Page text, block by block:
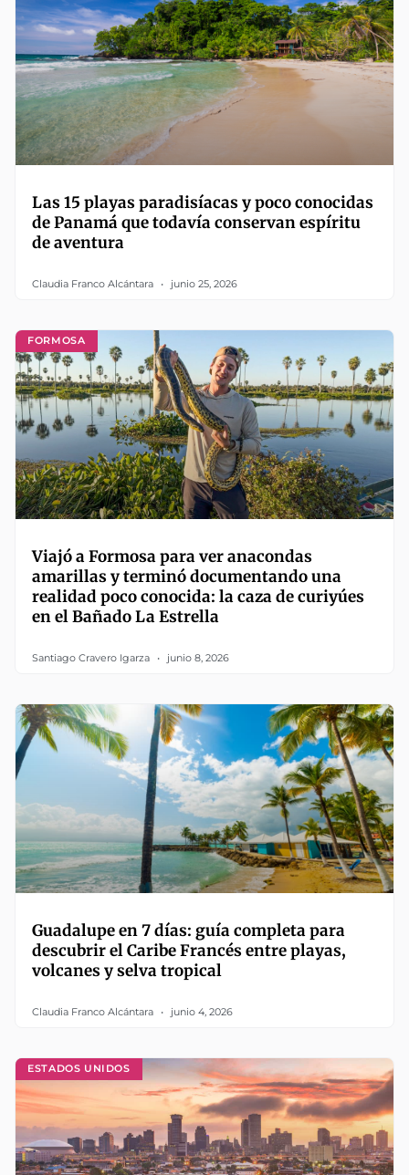
Las 15 playas paradisíacas y poco conocidas
de Panamá que todavía conservan espíritu
de aventura
Claudia Franco Alcántara junio 25, 2026
FORMOSA
Viajó a Formosa para ver anacondas
amarillas y terminó documentando una
realidad poco conocida: la caza de curiyúes
en el Bañado La Estrella
Santiago Cravero Igarza junio 8, 2026
Guadalupe en 7 días: guía completa para
descubrir el Caribe Francés entre playas,
volcanes y selva tropical
Claudia Franco Alcántara junio 4, 2026
ESTADOS UNIDOS